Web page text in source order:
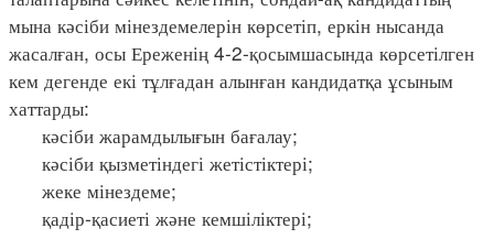
мына кәсіби мінездемелерін көрсетіп, еркін нысанда
жасалған, осы Ереженің 4-2-қосымшасында көрсетілген
кем дегенде екі тұлғадан алынған кандидатқа ұсыным
хаттарды:
кәсіби жарамдылығын бағалау;
кәсіби қызметіндегі жетістіктері;
жеке мінездеме;
қадір-қасиеті және кемшіліктері;